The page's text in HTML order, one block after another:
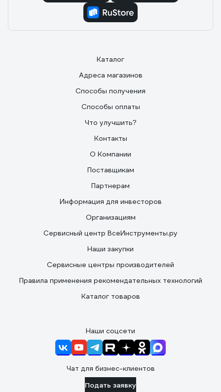
Каталог
Адреса магазинов
Способы получения
Способы оплаты
Что улучшить?
Контакты
О Компании
Поставщикам
Партнерам
Информация для инвесторов
Организациям
Сервисный центр ВсеИнструменты.ру
Наши закупки
Сервисные центры производителей
Правила применения рекомендательных технологий
Каталог товаров
Наши соцсети
Чат для бизнес-клиентов
Подать заявку